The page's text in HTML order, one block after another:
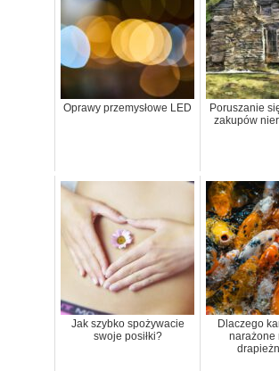
Oprawy przemysłowe LED
Poruszanie
zakupów
Jak szybko spożywacie
swoje posiłki?
Dlaczego
narażone